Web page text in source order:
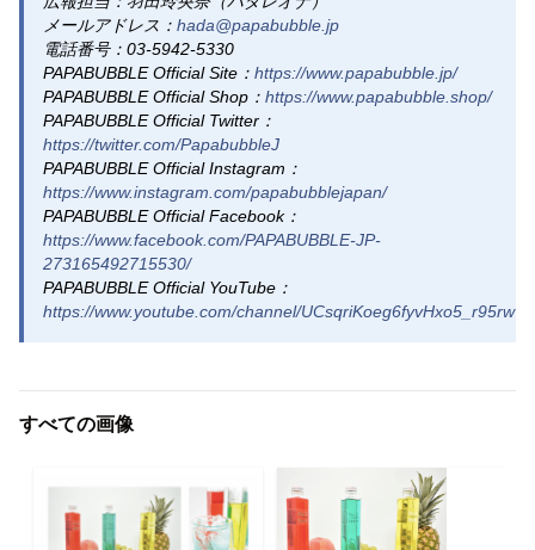
メールアドレス： hada@papabubble.jp
電話番号：03-5942-5330
PAPABUBBLE Official Site： https://www.papabubble.jp/
PAPABUBBLE Official Shop： https://www.papabubble.shop/
PAPABUBBLE Official Twitter：
https://twitter.com/PapabubbleJ
PAPABUBBLE Official Instagram：
https://www.instagram.com/papabubblejapan/
PAPABUBBLE Official Facebook：
https://www.facebook.com/PAPABUBBLE-JP-
273165492715530/
PAPABUBBLE Official YouTube：
https://www.youtube.com/channel/UCsqriKoeg6fyvHxo5_r95rw
すべての画像